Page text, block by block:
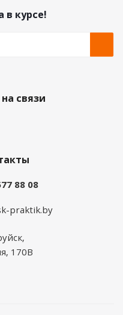
в курсе!
связи
88 08
praktik.by
170В